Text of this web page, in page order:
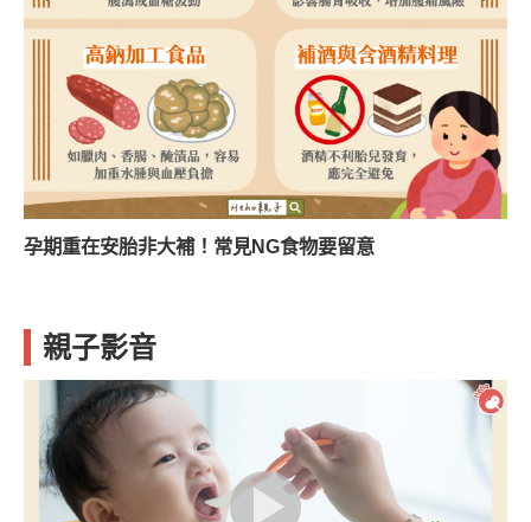
孕期重在安胎非大補！常見NG食物要留意
親子影音